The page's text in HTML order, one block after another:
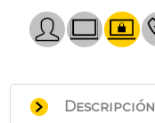
Descripción